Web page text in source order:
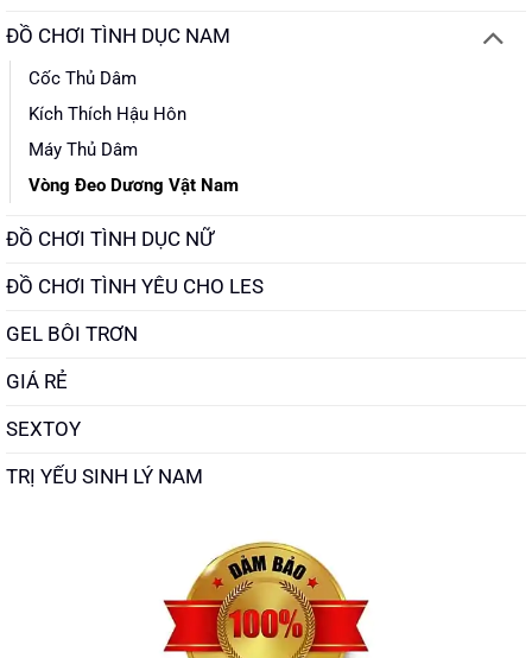
ĐỒ CHƠI TÌNH DỤC NAM
Cốc Thủ Dâm
Kích Thích Hậu Hôn
Máy Thủ Dâm
Vòng Đeo Dương Vật Nam
ĐỒ CHƠI TÌNH DỤC NỮ
ĐỒ CHƠI TÌNH YÊU CHO LES
GEL BÔI TRƠN
GIÁ RẺ
SEXTOY
TRỊ YẾU SINH LÝ NAM